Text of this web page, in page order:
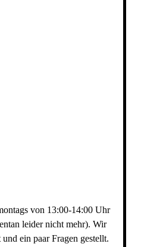
von 13:00-14:00 Uhr
leider nicht mehr). Wir
ein paar Fragen gestellt.